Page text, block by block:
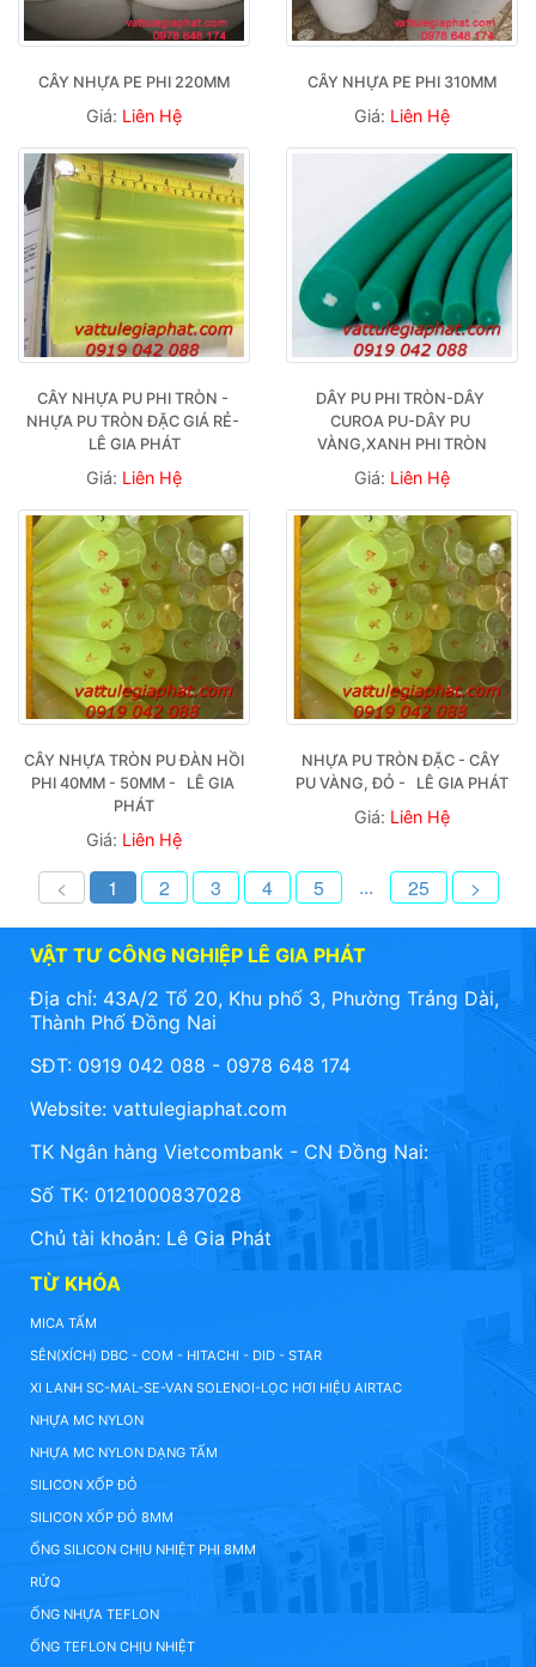
CÂY NHỰA PE PHI 220MM
Giá: Liên Hệ
CÂY NHỰA PE PHI 310MM
Giá: Liên Hệ
CÂY NHỰA PU PHI TRÒN -
NHỰA PU TRÒN ĐẶC GIÁ RẺ-
LÊ GIA PHÁT
Giá: Liên Hệ
DÂY PU PHI TRÒN-DÂY
CUROA PU-DÂY PU
VÀNG,XANH PHI TRÒN
Giá: Liên Hệ
CÂY NHỰA TRÒN PU ĐÀN HỒI
PHI 40MM - 50MM -   LÊ GIA
PHÁT
Giá: Liên Hệ
NHỰA PU TRÒN ĐẶC - CÂY
PU VÀNG, ĐỎ -   LÊ GIA PHÁT
Giá: Liên Hệ
< 1 2 3 4 5 ... 25 >
VẬT TƯ CÔNG NGHIỆP LÊ GIA PHÁT
Địa chỉ: 43A/2 Tổ 20, Khu phố 3, Phường Trảng Dài,
Thành Phố Đồng Nai
SĐT: 0919 042 088 - 0978 648 174
Website: vattulegiaphat.com
TK Ngân hàng Vietcombank - CN Đồng Nai:
Số TK: 0121000837028
Chủ tài khoản: Lê Gia Phát
TỪ KHÓA
MICA TẤM
SÊN(XÍCH) DBC - COM - HITACHI - DID - STAR
XI LANH SC-MAL-SE-VAN SOLENOI-LỌC HƠI HIỆU AIRTAC
NHỰA MC NYLON
NHỰA MC NYLON DẠNG TẤM
SILICON XỐP ĐỎ
SILICON XỐP ĐỎ 8MM
ỐNG SILICON CHỊU NHIỆT PHI 8MM
RỬQ
ỐNG NHỰA TEFLON
ỐNG TEFLON CHỊU NHIỆT